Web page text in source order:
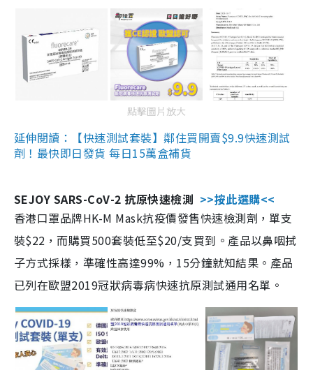
點擊圖片放大
延伸閱讀：【快速測試套裝】鄰住買開賣$9.9快速測試
劑！最快即日發貨 每日15萬盒補貨
SEJOY SARS-CoV-2 抗原快速檢測 >>按此選購<<
香港口罩品牌HK-M Mask抗疫價發售快速檢測劑，單支
裝$22，而購買500套裝低至$20/支買到。產品以鼻咽拭
子方式採樣，準確性高達99%，15分鐘就知結果。產品
已列在歐盟2019冠狀病毒病快速抗原測試通用名單。